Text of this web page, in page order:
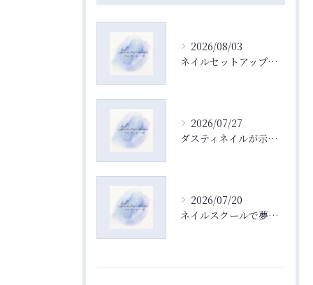
2026/08/03
ネイルセットアップでVRChatアバターに自然なネイルを素早く導入するコツ
2026/07/27
ダスティネイルが示すネイルとラスティ・ネイルの真実と混同をやさしく解説
2026/07/20
ネイルスクールで夢を叶える働き方と費用相場を徹底解説